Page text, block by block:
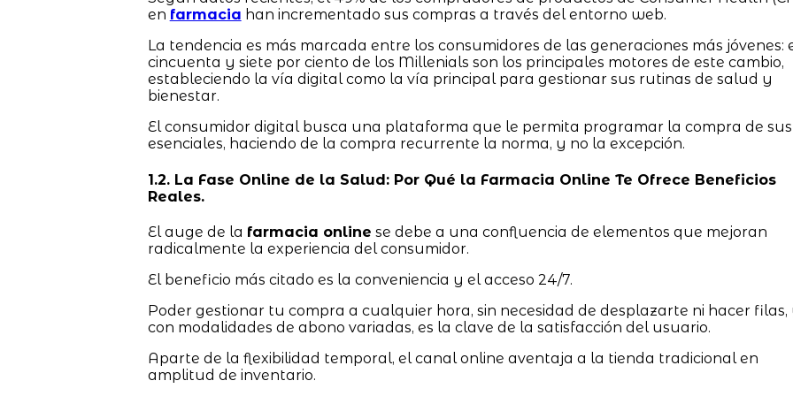
en farmacia han incrementado sus compras a través del entorno web.
La tendencia es más marcada entre los consumidores de las generaciones más jóvenes:
cincuenta y siete por ciento de los Millenials son los principales motores de este cambio,
estableciendo la vía digital como la vía principal para gestionar sus rutinas de salud y
bienestar.
El consumidor digital busca una plataforma que le permita programar la compra de sus
esenciales, haciendo de la compra recurrente la norma, y no la excepción.
1.2. La Fase Online de la Salud: Por Qué la Farmacia Online Te Ofrece Beneficios
Reales.
El auge de la farmacia online se debe a una confluencia de elementos que mejoran
radicalmente la experiencia del consumidor.
El beneficio más citado es la conveniencia y el acceso 24/7.
Poder gestionar tu compra a cualquier hora, sin necesidad de desplazarte ni hacer filas,
con modalidades de abono variadas, es la clave de la satisfacción del usuario.
Aparte de la flexibilidad temporal, el canal online aventaja a la tienda tradicional en
amplitud de inventario.